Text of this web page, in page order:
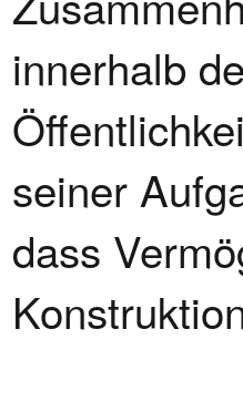
innerhalb
seiner
dass